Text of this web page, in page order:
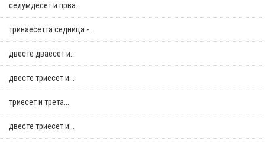
седумдесет и прва...
тринаесетта седница -...
двестe дваесет и...
двестe триесет и...
триесет и трета...
двестe триесет и...